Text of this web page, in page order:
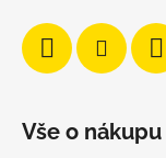
Vše o nákupu